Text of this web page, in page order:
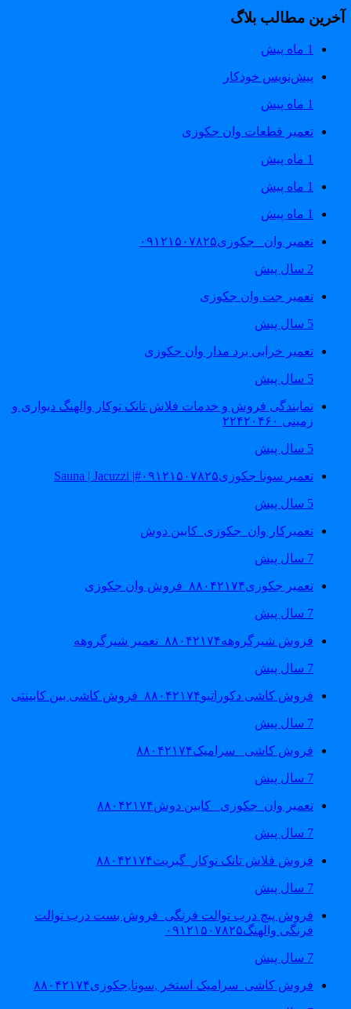
مطالب بلاگ
1 ماه پیش
پیش‌نویس خودکار
تعمیر قطعات وان جکوزی
1 ماه پیش
1 ماه پیش
تعمیر وان _جکوزی۰۹۱۲۱۵۰۷۸۲۵
تعمیر جت وان جکوزی
تعمیر خرابی برد مدار وان جکوزی
نمایندگی فروش و خدمات فلاش تانک توکار والهنگ دیواری و
زمینی ۲۲۴۲۰۴۶۰
تعمیر سونا جکوزی۰۹۱۲۱۵۰۷۸۲۵#| Sauna | Jacuzzi
تعمیرکار وان_جکوزی_کابین دوش
تعمیر جکوزی۸۸۰۴۲۱۷۴_فروش وان جکوزی
فروش شیرگروهه۸۸۰۴۲۱۷۴_تعمیر شیرگروهه
فروش کاشی دکوراتیو۸۸۰۴۲۱۷۴_فروش کاشی بین کابینتی
فروش کاشی _سرامیک۸۸۰۴۲۱۷۴
تعمیر وان_جکوزی_ کابین دوش۸۸۰۴۲۱۷۴
فروش فلاش تانک توکار_گبریت۸۸۰۴۲۱۷۴
فروش پیچ درب توالت فرنگی_فروش بست درب توالت
فرنگی والهنگ۰۹۱۲۱۵۰۷۸۲۵
فروش کاشی_سرامیک استخر ,سونا,جکوزی۸۸۰۴۲۱۷۴